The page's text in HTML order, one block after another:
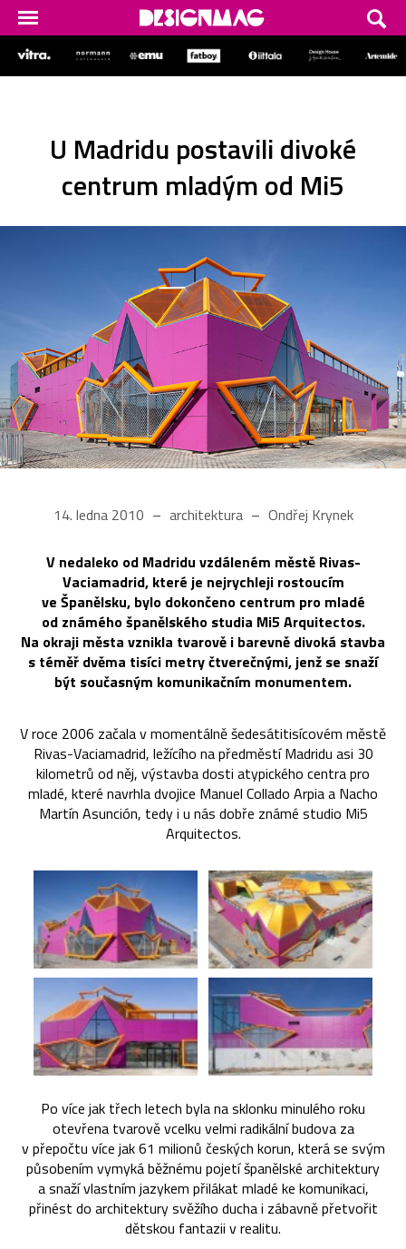
U Madridu postavili divoké
centrum mladým od Mi5
14. ledna 2010 architektura Ondřej Krynek
V nedaleko od Madridu vzdáleném městě Rivas-
Vaciamadrid, které je nejrychleji rostoucím
ve Španělsku, bylo dokončeno centrum pro mladé
od známého španělského studia Mi5 Arquitectos.
Na okraji města vznikla tvarově i barevně divoká stavba
s téměř dvěma tisíci metry čtverečnými, jenž se snaží
být současným komunikačním monumentem.
V roce 2006 začala v momentálně šedesátitisícovém městě
Rivas-Vaciamadrid, ležícího na předměstí Madridu asi 30
kilometrů od něj, výstavba dosti atypického centra pro
mladé, které navrhla dvojice Manuel Collado Arpia a Nacho
Martín Asunción, tedy i u nás dobře známé studio Mi5
Arquitectos.
Po více jak třech letech byla na sklonku minulého roku
otevřena tvarově vcelku velmi radikální budova za
v přepočtu více jak 61 milionů českých korun, která se svým
působením vymyká běžnému pojetí španělské architektury
a snaží vlastním jazykem přilákat mladé ke komunikaci,
přinést do architektury svěžího ducha i zábavně přetvořit
dětskou fantazii v realitu.